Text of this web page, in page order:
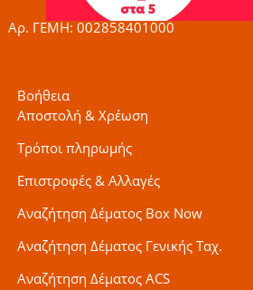
Αρ. ΓΕΜΗ: 002858401000
Βοήθεια
Αποστολή & Χρέωση
Τρόποι πληρωμής
Επιστροφές & Αλλαγές
Αναζήτηση Δέματος Box Now
Αναζήτηση Δέματος Γενικής Ταχ.
Αναζήτηση Δέματος ACS